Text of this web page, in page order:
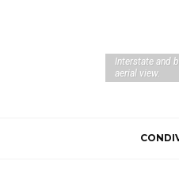
Interstate and
aerial view.